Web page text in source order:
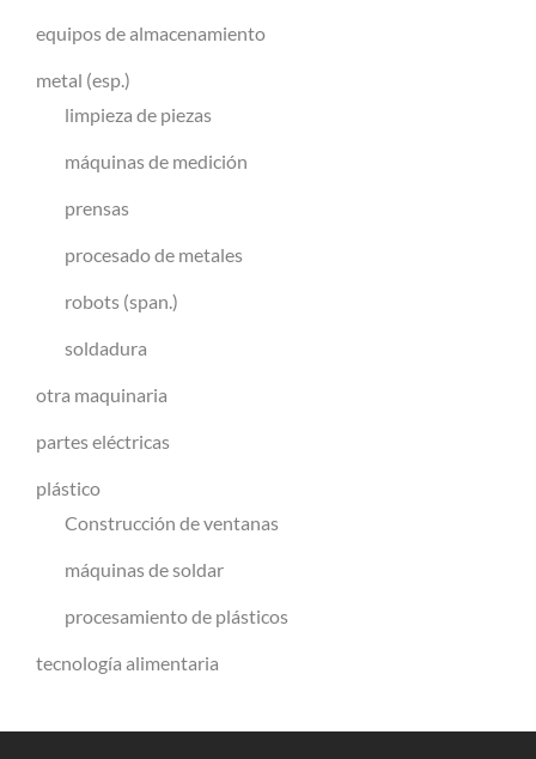
equipos de almacenamiento
metal (esp.)
limpieza de piezas
máquinas de medición
prensas
procesado de metales
robots (span.)
soldadura
otra maquinaria
partes eléctricas
plástico
Construcción de ventanas
máquinas de soldar
procesamiento de plásticos
tecnología alimentaria